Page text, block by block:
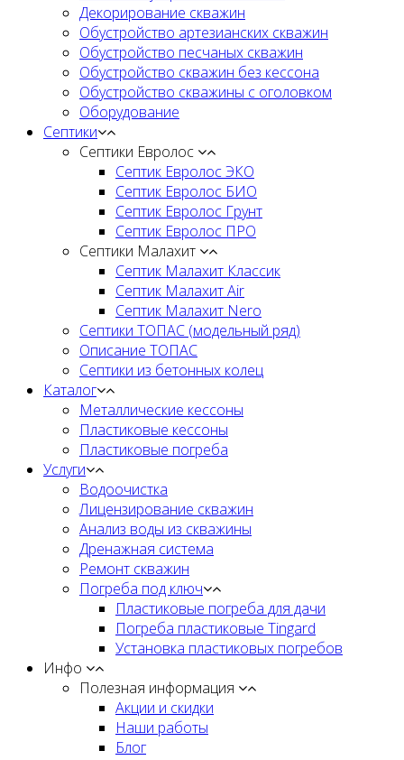
Декорирование скважин
Обустройство артезианских скважин
Обустройство песчаных скважин
Обустройство скважин без кессона
Обустройство скважины с оголовком
Оборудование
Септики
Септики Евролос
Септик Евролос ЭКО
Септик Евролос БИО
Септик Евролос Грунт
Септик Евролос ПРО
Септики Малахит
Септик Малахит Классик
Септик Малахит Air
Септик Малахит Nero
Септики ТОПАС (модельный ряд)
Описание ТОПАС
Септики из бетонных колец
Каталог
Металлические кессоны
Пластиковые кессоны
Пластиковые погреба
Услуги
Водоочистка
Лицензирование скважин
Анализ воды из скважины
Дренажная система
Ремонт скважин
Погреба под ключ
Пластиковые погреба для дачи
Погреба пластиковые Tingard
Установка пластиковых погребов
Инфо
Полезная информация
Акции и скидки
Наши работы
Блог